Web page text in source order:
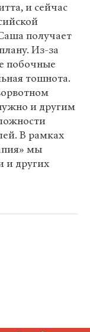
и сейчас
получает
Из-за
побочные
тошнота.
и другим
В рамках
мы
и других